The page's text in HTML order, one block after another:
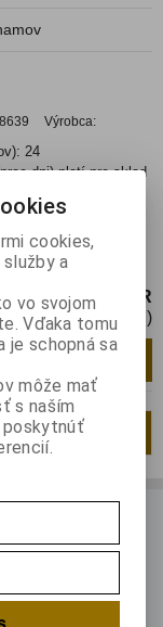
Výrobca:
24
platí pre sklad
kg
0,0006 kg
0,2A 0,9W
2,85 EUR
(Cena bez DPH)
Pridať do košíka
Registrovať
cookies,
a
vo svojom
Vďaka tomu
je schopná sa
môže mať
s naším
poskytnúť